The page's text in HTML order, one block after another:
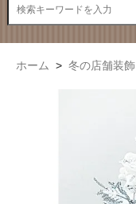
ホーム > 冬の店舗装飾